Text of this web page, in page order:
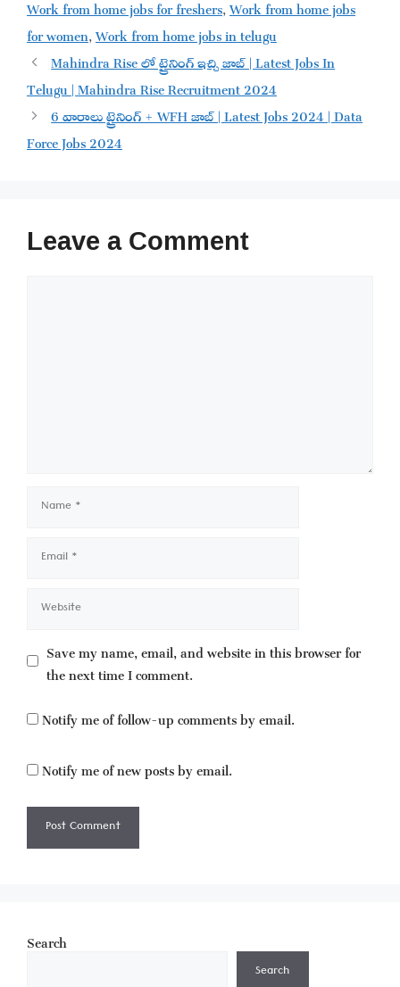
Work from home jobs for freshers,Work from home jobs
for women,Work from home jobs in telugu
Mahindra Rise లో ట్రైనింగ్ ఇచ్చి జాబ్ | Latest Jobs In
Telugu | Mahindra Rise Recruitment 2024
6 వారాలు ట్రైనింగ్ + WFH జాబ్ | Latest Jobs 2024 | Data
Force Jobs 2024
Leave a Comment
Name
Email
Website
Save my name, email, and website in this browser for
the next time I comment.
Notify me of follow-up comments by email.
Notify me of new posts by email.
Search
Search